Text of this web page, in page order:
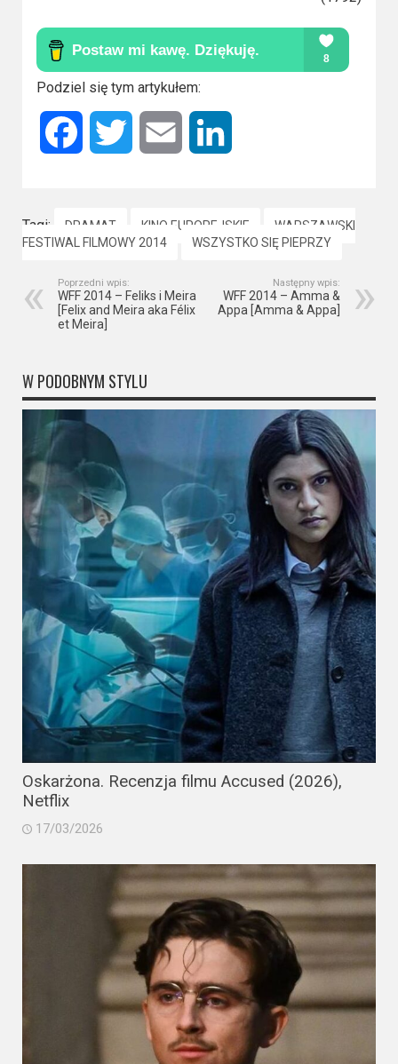
Podziel się tym artykułem:
Facebook Twitter Email
Tagi: DRAMAT KINO EUROPEJSKIE
WARSZAWSKI
FESTIWAL FILMOWY 2014
WSZYSTKO SIĘ PIEPRZY
Poprzedni wpis:
WFF 2014 – Feliks i Meira
[Felix and Meira aka Félix
et Meira]
Następny wpis:
WFF 2014 – Amma &
Appa [Amma & Appa]
W PODOBNYM STYLU
Oskarżona. Recenzja filmu Accused (2026),
Netflix
17/03/2026